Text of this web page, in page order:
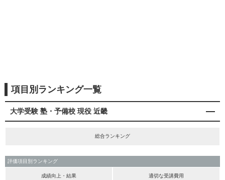
項目別ランキング一覧
大学受験 塾・予備校 現役 近畿
総合ランキング
評価項目別ランキング
成績向上・結果 適切な受講費用